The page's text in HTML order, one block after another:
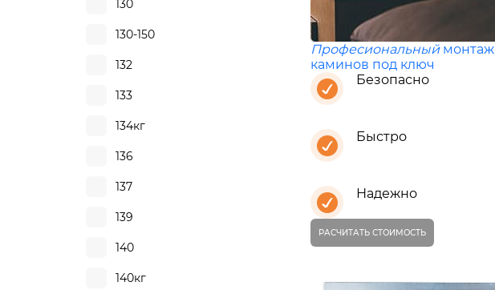
130
130-150
132
133
134кг
136
137
139
140
140кг
Професиональныймонтаж
каминов под ключ
Безопасно
Быстро
Надежно
РАСЧИТАТЬ СТОИМОСТЬ